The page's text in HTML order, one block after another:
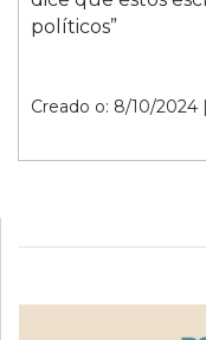
políticos”
Creado o: 8/10/2024